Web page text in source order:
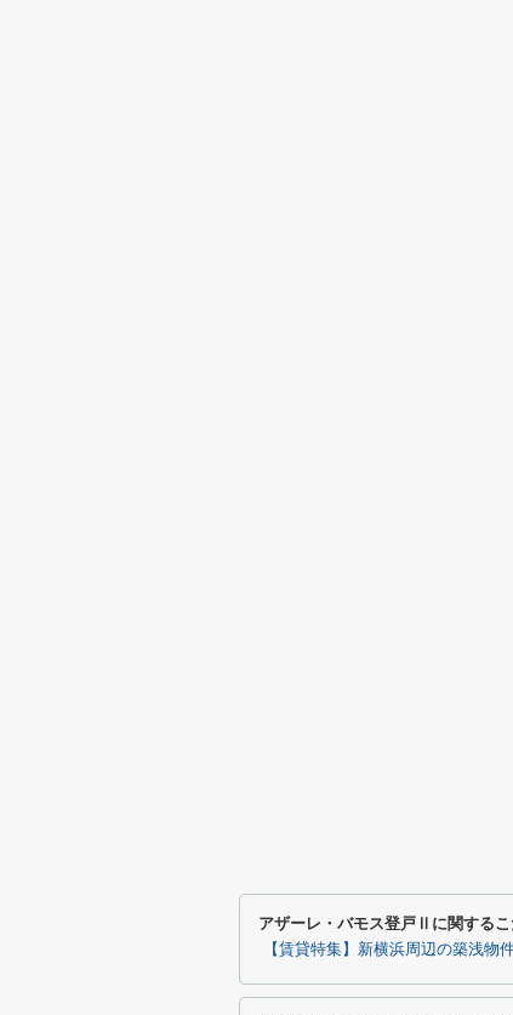
アザーレ・バモス登戸Ⅱに関する
【賃貸特集】新横浜周辺の築浅物